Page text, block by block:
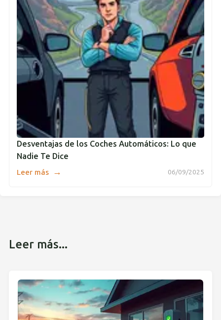
Desventajas de los Coches Automáticos: Lo que
Nadie Te Dice
06/09/2025
Leer más →
Leer más...